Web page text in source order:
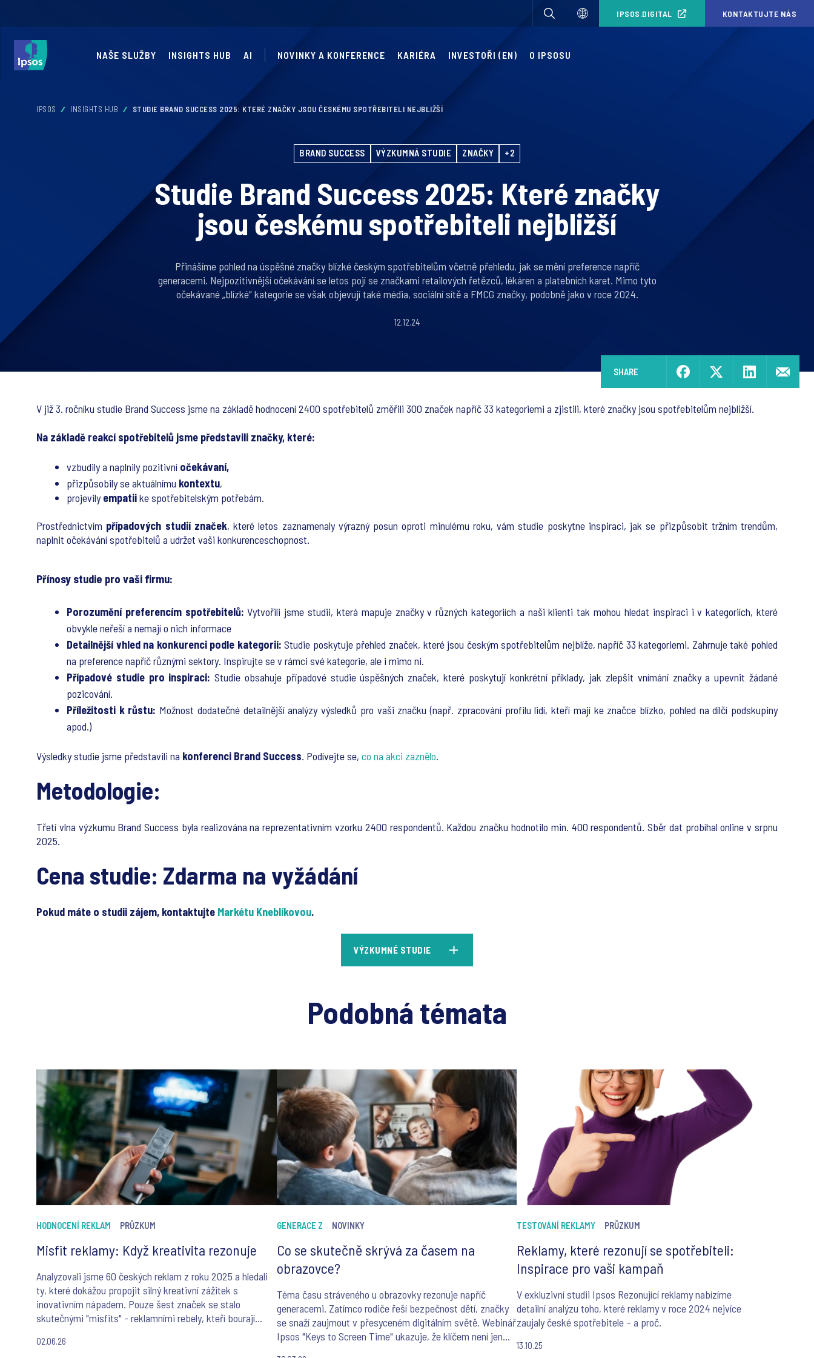
IPSOS.DIGITAL KONTAKTUJTE NÁS
NAŠE SLUŽBY INSIGHTS HUB AI NOVINKY A KONFERENCE KARIÉRA INVESTOŘI (EN) O IPSOSU
IPSOS INSIGHTS HUB STUDIE BRAND SUCCESS 2025: KTERÉ ZNAČKY JSOU ČESKÉMU SPOTŘEBITELI NEJBLIŽŠÍ
BRAND SUCCESS VÝZKUMNÁ STUDIE ZNAČKY +2
Studie Brand Success 2025: Které značky
jsou českému spotřebiteli nejbližší
Přinášíme pohled na úspěšné značky blízké českým spotřebitelům včetně přehledu, jak se mění preference napříč
generacemi. Nejpozitivnější očekávání se letos pojí se značkami retailových řetězců, lékáren a platebních karet. Mimo tyto
očekávané „blízké“ kategorie se však objevují také média, sociální sítě a FMCG značky, podobně jako v roce 2024.
12.12.24
SHARE
V již 3. ročníku studie Brand Success jsme na základě hodnocení 2400 spotřebitelů změřili 300 značek napříč 33 kategoriemi a zjistili, které značky jsou spotřebitelům nejbližší.
Na základě reakcí spotřebitelů jsme představili značky, které:
vzbudily a naplnily pozitivní očekávaní,
přizpůsobily se aktuálnímu kontextu,
projevilyempatiike spotřebitelským potřebám.
Prostřednictvím případových studií značek, které letos zaznamenaly výrazný posun oproti minulému roku, vám studie poskytne inspiraci, jak se přizpůsobit tržním trendům,
naplnit očekávání spotřebitelů a udržet vaši konkurenceschopnost.
Přínosy studie pro vaši firmu:
Porozumění preferencím spotřebitelů:Vytvořili jsme studii, která mapuje značky v různých kategoriích a naši klienti tak mohou hledat inspiraci i v kategoriích, které
obvykle neřeší a nemají o nich informace
Detailnější vhled na konkurenci podle kategorií: Studie poskytuje přehled značek, které jsou českým spotřebitelům nejblíže, napříč 33 kategoriemi. Zahrnuje také pohled
na preference napříč různými sektory. Inspirujte se v rámci své kategorie, ale i mimo ni.
Případové studie pro inspiraci: Studie obsahuje případové studie úspěšných značek, které poskytují konkrétní příklady, jak zlepšit vnímání značky a upevnit žádané
pozicování.
Příležitosti k růstu: Možnost dodatečné detailnější analýzy výsledků pro vaši značku (např. zpracování profilu lidí, kteří mají ke značce blízko, pohled na dílčí podskupiny
apod.)
Výsledky studie jsme představili na konferenci Brand Success. Podívejte se, co na akci zaznělo.
Metodologie:
Třetí vlna výzkumu Brand Success byla realizována na reprezentativním vzorku 2400 respondentů. Každou značku hodnotilo min. 400 respondentů. Sběr dat probíhal online v srpnu
2025.
Cena studie: Zdarma na vyžádání
Pokud máte o studii zájem, kontaktujte Markétu Kneblíkovou.
VÝZKUMNÉ STUDIE
Podobná témata
HODNOCENÍ REKLAM PRŮZKUM
Misfit reklamy: Když kreativita rezonuje
Analyzovali jsme 60 českých reklam z roku 2025 a hledali
ty, které dokážou propojit silný kreativní zážitek s
inovativním nápadem. Pouze šest značek se stalo
skutečnými "misfits" - reklamními rebely, kteří bourají
scény.
02.06.26
GENERACE Z NOVINKY
Co se skutečně skrývá za časem na
obrazovce?
Téma času stráveného u obrazovky rezonuje napříč
generacemi. Zatímco rodiče řeší bezpečnost dětí, značky
se snaží zaujmout v přesyceném digitálním světě. Webinář
Ipsos "Keys to Screen Time" ukazuje, že klíčem není jen
TESTOVÁNÍ REKLAMY PRŮZKUM
Reklamy, které rezonují se spotřebiteli:
Inspirace pro vaši kampaň
V exkluzivní studii Ipsos Rezonující reklamy nabízíme
detailní analýzu toho, které reklamy v roce 2024 nejvíce
zaujaly české spotřebitele – a proč.
13.10.25